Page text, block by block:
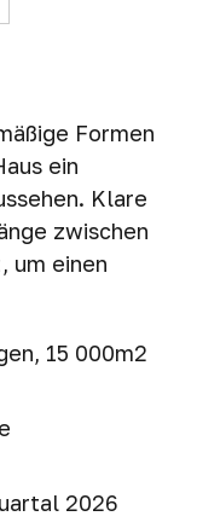
Formen
ein
Klare
zwischen
um einen
15 000m2
2026